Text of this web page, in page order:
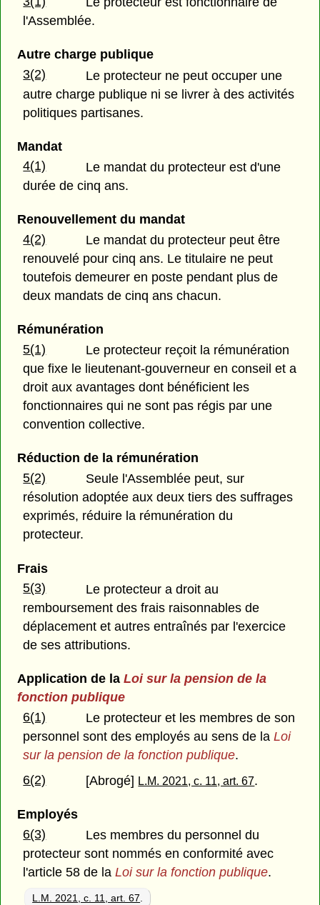
l'Assemblée.
Autre charge publique
3(2)
Le protecteur ne peut occuper une
autre charge publique ni se livrer à des activités
politiques partisanes.
Mandat
4(1)
Le mandat du protecteur est d'une
durée de cinq ans.
Renouvellement du mandat
4(2)
Le mandat du protecteur peut être
renouvelé pour cinq ans. Le titulaire ne peut
toutefois demeurer en poste pendant plus de
deux mandats de cinq ans chacun.
Rémunération
5(1)
Le protecteur reçoit la rémunération
que fixe le lieutenant-gouverneur en conseil et a
droit aux avantages dont bénéficient les
fonctionnaires qui ne sont pas régis par une
convention collective.
Réduction de la rémunération
5(2)
Seule l'Assemblée peut, sur
résolution adoptée aux deux tiers des suffrages
exprimés, réduire la rémunération du
protecteur.
Frais
5(3)
Le protecteur a droit au
remboursement des frais raisonnables de
déplacement et autres entraînés par l'exercice
de ses attributions.
Application de la Loi sur la pension de la
fonction publique
6(1)
Le protecteur et les membres de son
personnel sont des employés au sens de laLoi
sur la pension de la fonction publique.
6(2)
[Abrogé] L.M. 2021, c. 11, art. 67.
Employés
6(3)
Les membres du personnel du
protecteur sont nommés en conformité avec
l'article 58 de laLoi sur la fonction publique.
L.M. 2021, c. 11, art. 67